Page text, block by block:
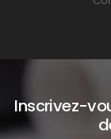
Inscrivez-